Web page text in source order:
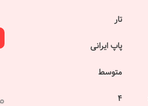
تار
پاپ ایرانی
متوسط
4